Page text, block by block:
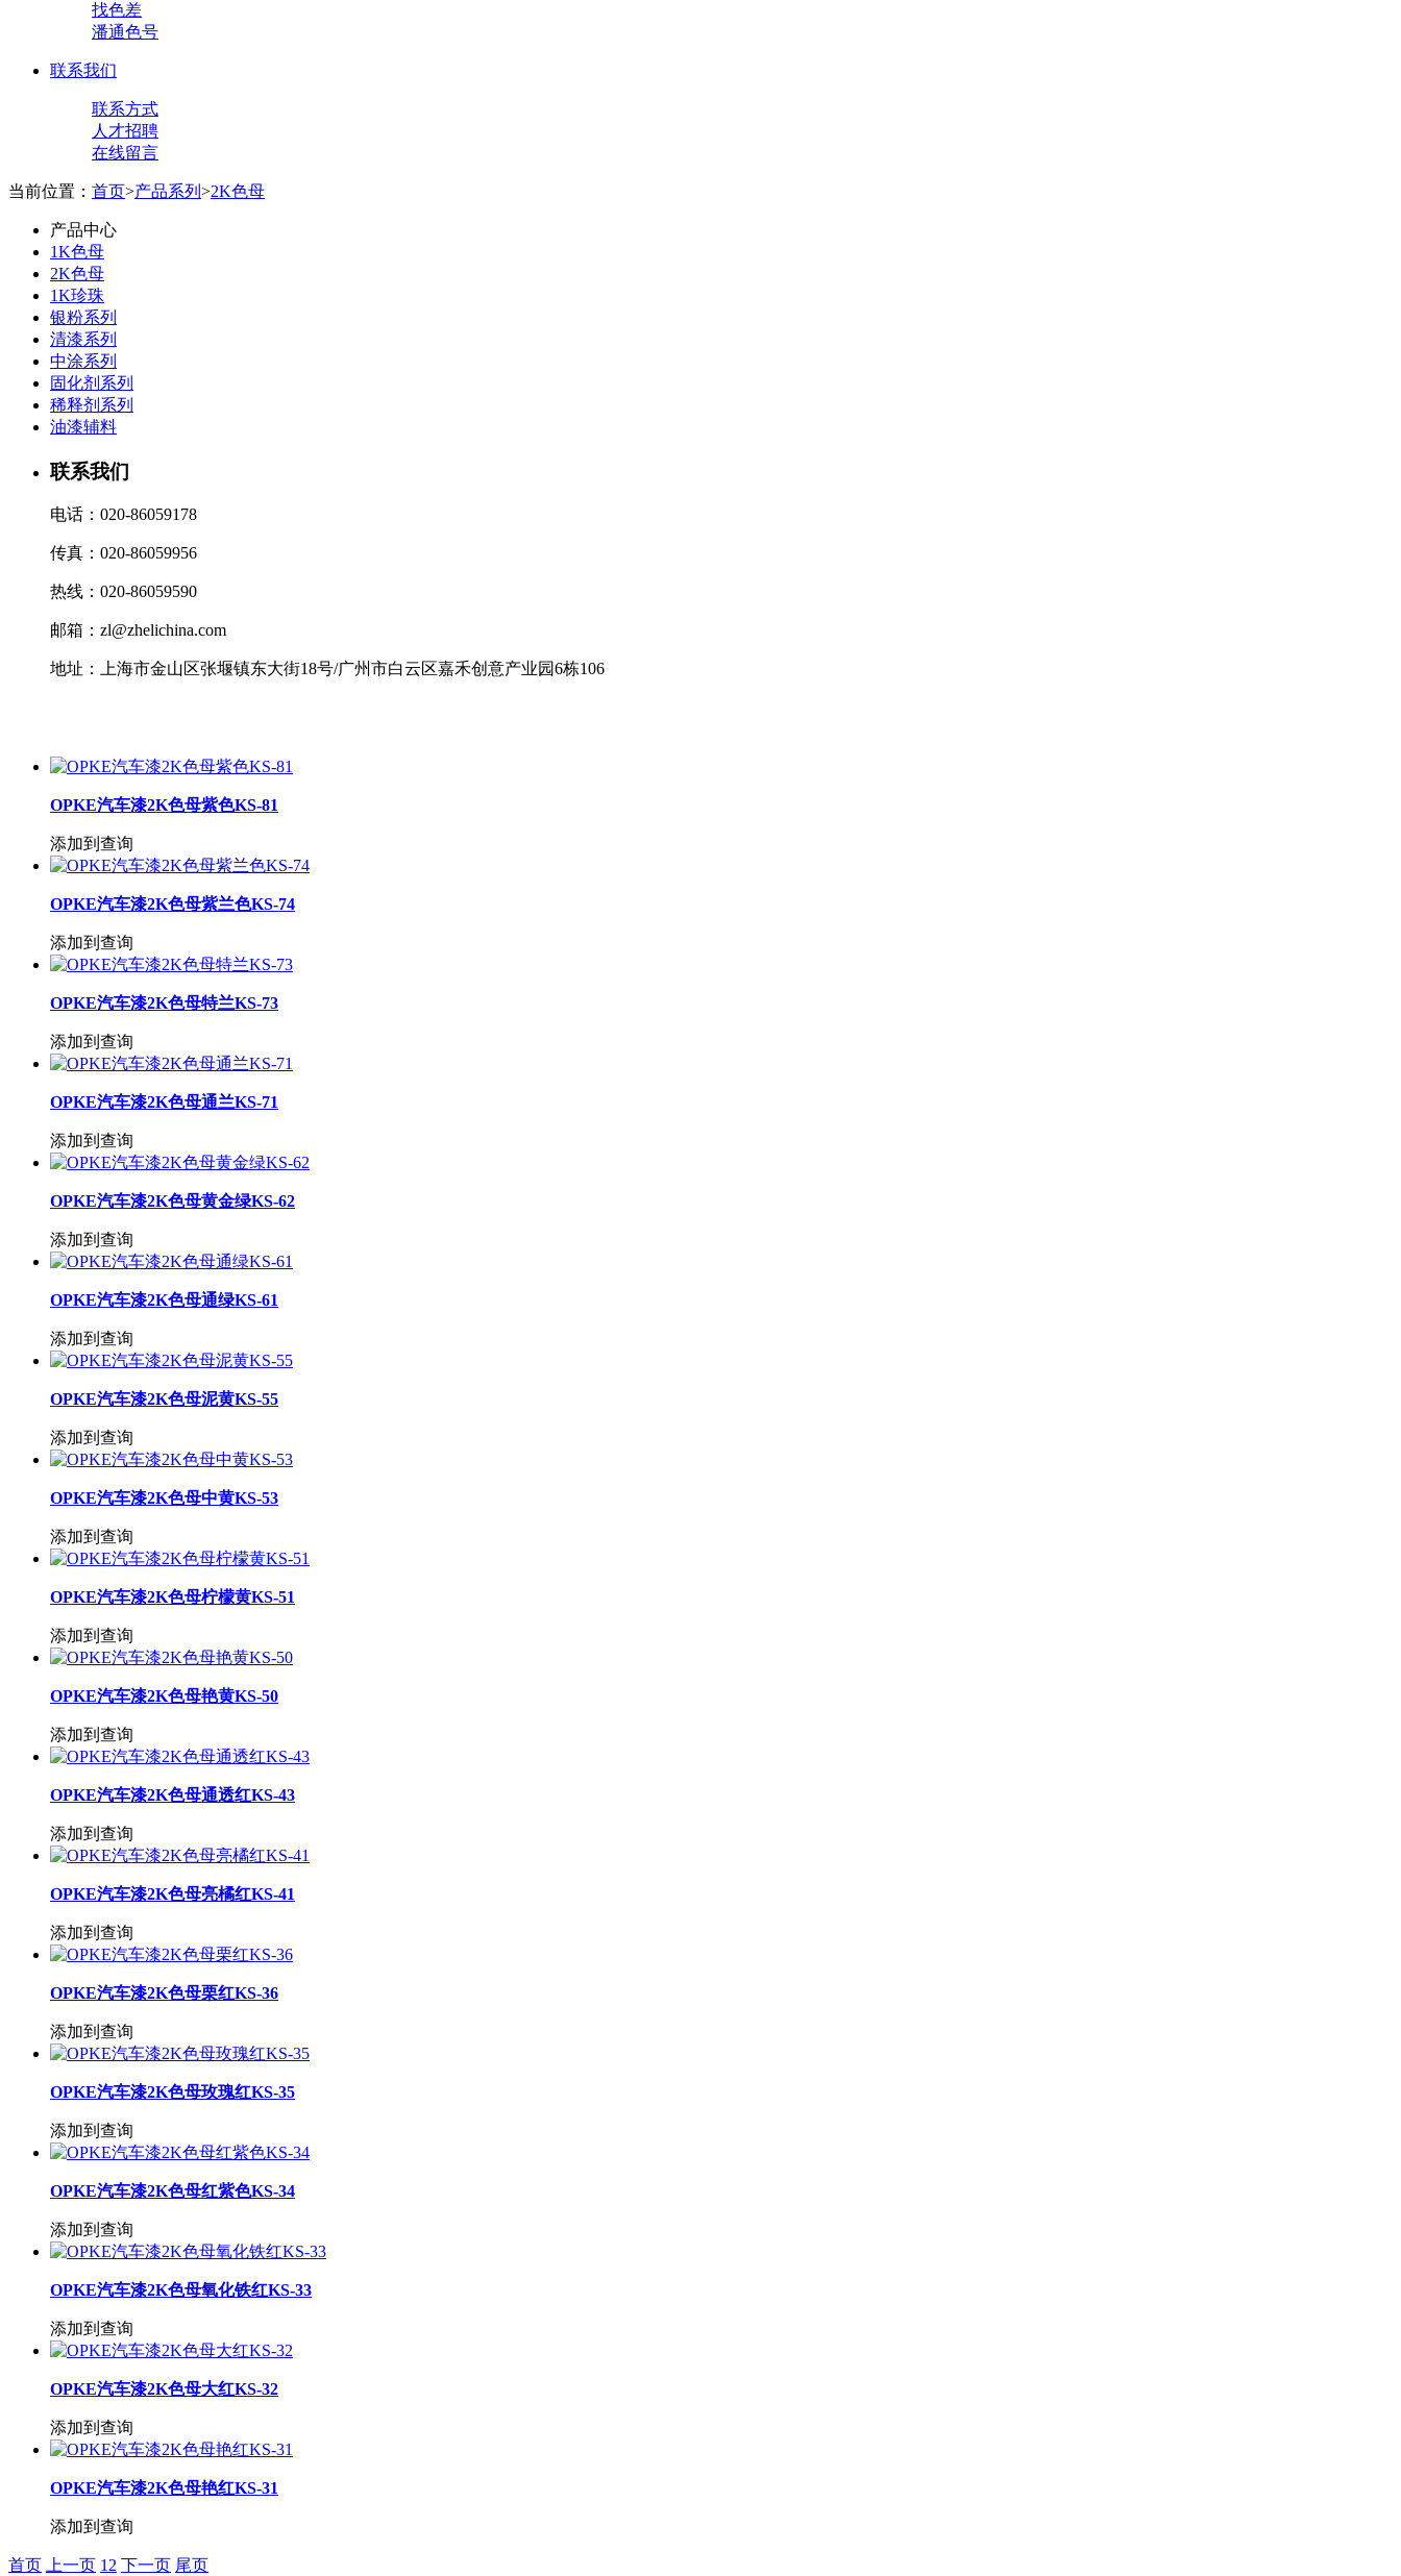
找色差
潘通色号
联系我们
联系方式
人才招聘
在线留言
当前位置： 首页>产品系列 >2K色母
产品中心
1K色母
2K色母
1K珍珠
银粉系列
清漆系列
中涂系列
固化剂系列
稀释剂系列
油漆辅料
联系我们
电话：020-86059178
传真：020-86059956
热线：020-86059590
邮箱：zl@zhelichina.com
地址：上海市金山区张堰镇东大街18号/广州市白云区嘉禾创意产业园6栋106
OPKE汽车漆2K色母紫色KS-81
添加到查询
OPKE汽车漆2K色母紫兰色KS-74
添加到查询
OPKE汽车漆2K色母特兰KS-73
添加到查询
OPKE汽车漆2K色母通兰KS-71
添加到查询
OPKE汽车漆2K色母黄金绿KS-62
添加到查询
OPKE汽车漆2K色母通绿KS-61
添加到查询
OPKE汽车漆2K色母泥黄KS-55
添加到查询
OPKE汽车漆2K色母中黄KS-53
添加到查询
OPKE汽车漆2K色母柠檬黄KS-51
添加到查询
OPKE汽车漆2K色母艳黄KS-50
添加到查询
OPKE汽车漆2K色母通透红KS-43
添加到查询
OPKE汽车漆2K色母亮橘红KS-41
添加到查询
OPKE汽车漆2K色母栗红KS-36
添加到查询
OPKE汽车漆2K色母玫瑰红KS-35
添加到查询
OPKE汽车漆2K色母红紫色KS-34
添加到查询
OPKE汽车漆2K色母氧化铁红KS-33
添加到查询
OPKE汽车漆2K色母大红KS-32
添加到查询
OPKE汽车漆2K色母艳红KS-31
添加到查询
首页 上一页 1 2 下一页 尾页